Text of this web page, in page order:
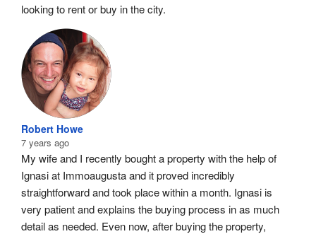
looking to rent or buy in the city.
Robert Howe
7 years ago
My wife and I recently bought a property with the help of
Ignasi at Immoaugusta and it proved incredibly
straightforward and took place within a month. Ignasi is
very patient and explains the buying process in as much
detail as needed. Even now, after buying the property,